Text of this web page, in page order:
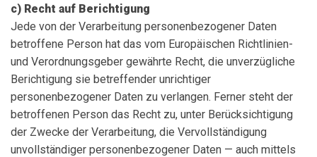
c) Recht auf Berichtigung
Jede von der Verarbeitung personenbezogener Daten
betroffene Person hat das vom Europäischen Richtlinien-
und Verordnungsgeber gewährte Recht, die unverzügliche
Berichtigung sie betreffender unrichtiger
personenbezogener Daten zu verlangen. Ferner steht der
betroffenen Person das Recht zu, unter Berücksichtigung
der Zwecke der Verarbeitung, die Vervollständigung
unvollständiger personenbezogener Daten — auch mittels